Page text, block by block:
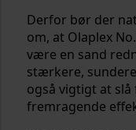
Derfor bør der
om, at Olaplex
være en sand
stærkere,
også vigtigt at slå
fremragende